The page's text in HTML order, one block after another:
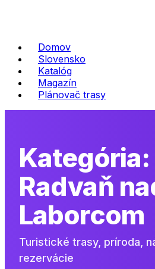
Domov
Slovensko
Katalóg
Magazín
Plánovač trasy
Kategória:
Radvaň
Laborcom
Turistické trasy, príroda,
rezervácie